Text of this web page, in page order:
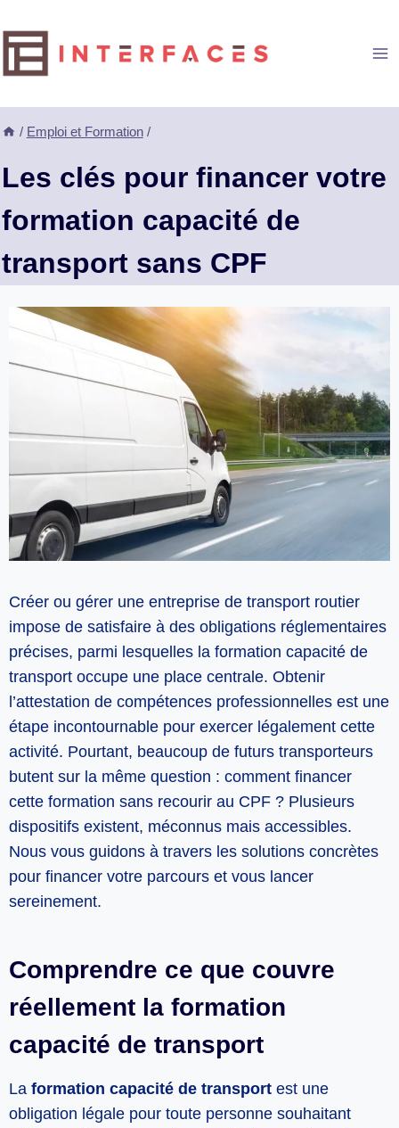
au
contenu
/ Emploi et Formation /
Les clés pour financer votre
formation capacité de
transport sans CPF
Créer ou gérer une entreprise de transport routier
impose de satisfaire à des obligations réglementaires
précises, parmi lesquelles la formation capacité de
transport occupe une place centrale. Obtenir
l’attestation de compétences professionnelles est une
étape incontournable pour exercer légalement cette
activité. Pourtant, beaucoup de futurs transporteurs
butent sur la même question : comment financer
cette formation sans recourir au CPF ? Plusieurs
dispositifs existent, méconnus mais accessibles.
Nous vous guidons à travers les solutions concrètes
pour financer votre parcours et vous lancer
sereinement.
Comprendre ce que couvre
réellement la formation
capacité de transport
Laformation capacité de transport est une
obligation légale pour toute personne souhaitant